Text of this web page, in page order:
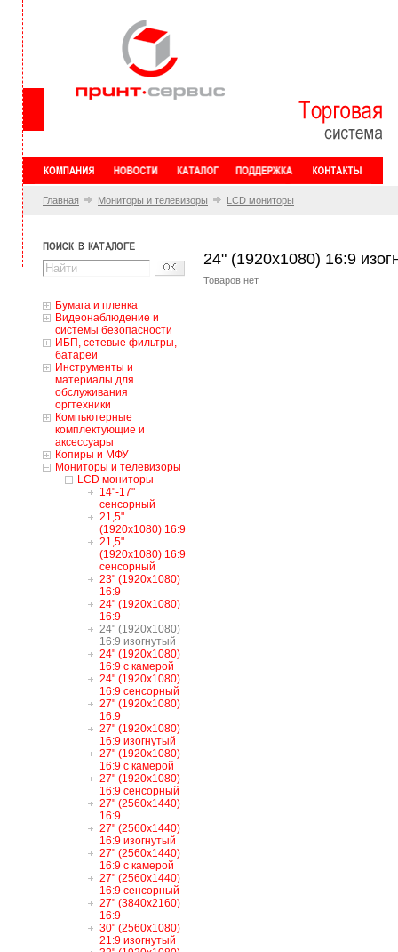
Главная Мониторы и телевизоры LCD мониторы
Бумага и пленка
Видеонаблюдение и
системы безопасности
ИБП, сетевые фильтры,
батареи
Инструменты и
материалы для
обслуживания
оргтехники
Компьютерные
комплектующие и
аксессуары
Копиры и МФУ
Мониторы и телевизоры
LCD мониторы
14"-17"
сенсорный
21,5"
(1920x1080) 16:9
21,5"
(1920x1080) 16:9
сенсорный
23" (1920x1080)
16:9
24" (1920x1080)
16:9
24" (1920x1080)
16:9 изогнутый
24" (1920x1080)
16:9 с камерой
24" (1920x1080)
16:9 сенсорный
27" (1920x1080)
16:9
27" (1920x1080)
16:9 изогнутый
27" (1920x1080)
16:9 с камерой
27" (1920x1080)
16:9 сенсорный
27" (2560x1440)
16:9
27" (2560x1440)
16:9 изогнутый
27" (2560x1440)
16:9 с камерой
27" (2560x1440)
16:9 сенсорный
27" (3840x2160)
16:9
30" (2560x1080)
21:9 изогнутый
24" (1920x1080) 16:9
Товаров нет